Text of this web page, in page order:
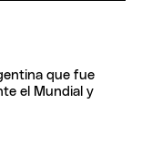
que fue
el Mundial y